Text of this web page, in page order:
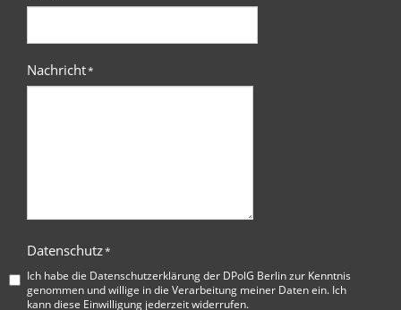
Nachricht*
Datenschutz*
Ich habe die Datenschutzerklärung der DPolG Berlinzur Kenntnis
genommen und willige in die Verarbeitung meiner Daten ein. Ich
kann diese Einwilligung jederzeit widerrufen.